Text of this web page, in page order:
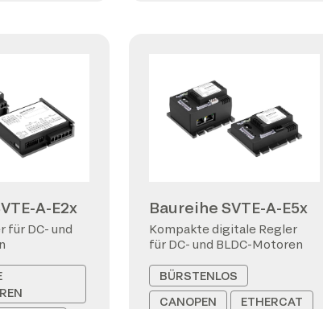
A-E2x
für DC- und
Baureihe SVTE-A-E5x
Kompakte digitale Regler
für DC- und BLDC-Motoren
BÜRSTENLOS
CANOPEN
ETHERCAT